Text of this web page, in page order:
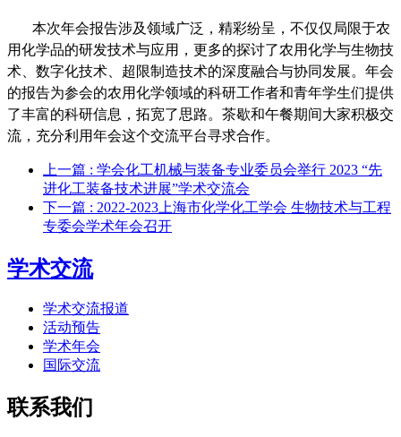
本次年会报告涉及领域广泛，精彩纷呈，不仅仅局限于农
用化学品的研发技术与应用，更多的探讨了农用化学与生物技
术、数字化技术、超限制造技术的深度融合与协同发展。年会
的报告为参会的农用化学领域的科研工作者和青年学生们提供
了丰富的科研信息，拓宽了思路。茶歇和午餐期间大家积极交
流，充分利用年会这个交流平台寻求合作。
上一篇 : 学会化工机械与装备专业委员会举行 2023 “先
进化工装备技术进展”学术交流会
下一篇 : 2022-2023上海市化学化工学会 生物技术与工程
专委会学术年会召开
学术交流
学术交流报道
活动预告
学术年会
国际交流
联系我们